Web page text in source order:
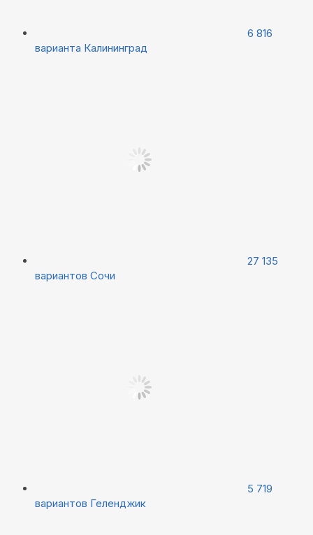
6 816
варианта Калининград
27 135
вариантов Сочи
5 719
вариантов Геленджик